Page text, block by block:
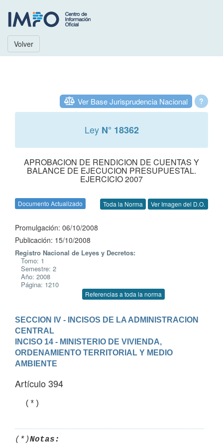
Volver
?
Ver Base Jurisprudencia Nacional
Ley N° 18362
APROBACION DE RENDICION DE CUENTAS Y
BALANCE DE EJECUCION PRESUPUESTAL.
EJERCICIO 2007
Documento Actualizado Toda la Norma Ver Imagen del D.O.
Promulgación: 06/10/2008
Publicación: 15/10/2008
Registro Nacional de Leyes y Decretos:
Tomo: 1
Semestre: 2
Año: 2008
Página: 1210
Referencias a toda la norma
SECCION IV - INCISOS DE LA ADMINISTRACION
CENTRAL
INCISO 14 - MINISTERIO DE VIVIENDA,
ORDENAMIENTO TERRITORIAL Y MEDIO
AMBIENTE
Artículo 394
  (*)
(*)Notas: